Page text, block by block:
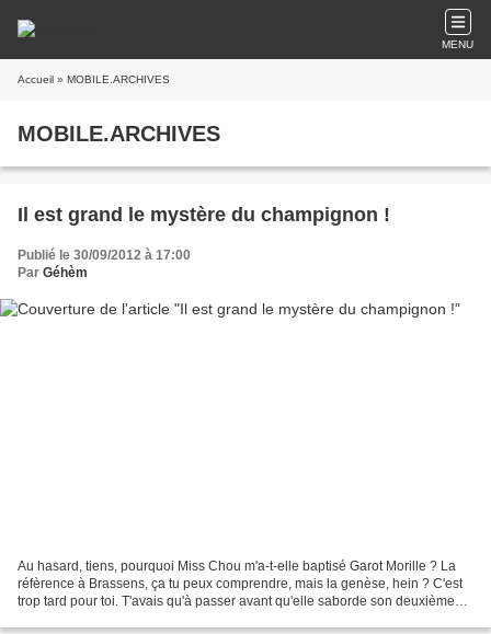
MENU
Accueil » MOBILE.ARCHIVES
MOBILE.ARCHIVES
Il est grand le mystère du champignon !
Publié le 30/09/2012 à 17:00
Par Géhèm
Au hasard, tiens, pourquoi Miss Chou m'a-t-elle baptisé Garot Morille ? La
réfèrence à Brassens, ça tu peux comprendre, mais la genèse, hein ? C'est
trop tard pour toi. T'avais qu'à passer avant qu'elle saborde son deuxième